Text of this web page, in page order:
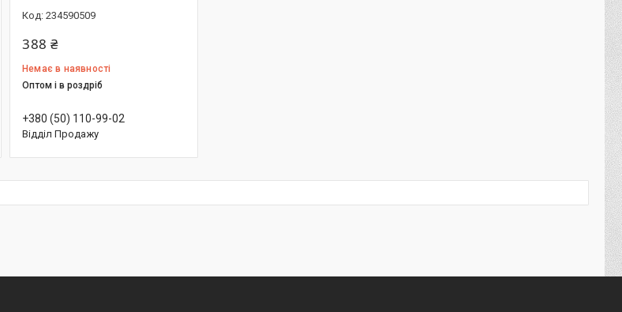
234590509
388 ₴
Немає в наявності
Оптом і в роздріб
+380 (50) 110-99-02
Відділ Продажу